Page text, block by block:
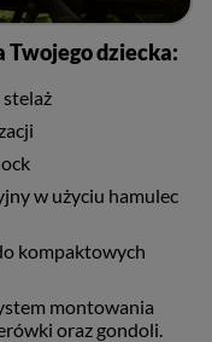
Twojego dziecka:
w użyciu hamulec
kompaktowych
montowania
oraz gondoli.